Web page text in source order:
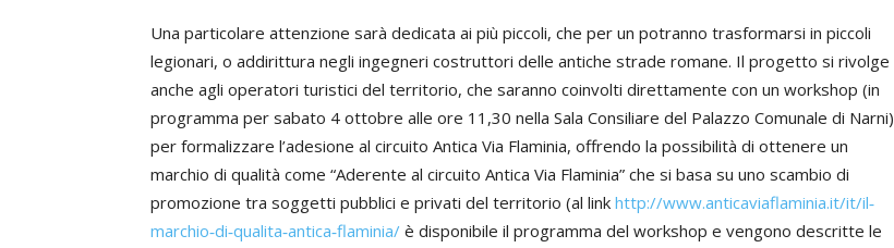
Una particolare attenzione sarà dedicata ai più piccoli, che per un potranno trasformarsi in piccoli
legionari, o addirittura negli ingegneri costruttori delle antiche strade romane. Il progetto si rivolge
anche agli operatori turistici del territorio, che saranno coinvolti direttamente con un workshop (in
programma per sabato 4 ottobre alle ore 11,30 nella Sala Consiliare del Palazzo Comunale di Narni)
per formalizzare l’adesione al circuito Antica Via Flaminia, offrendo la possibilità di ottenere un
marchio di qualità come “Aderente al circuito Antica Via Flaminia” che si basa su uno scambio di
promozione tra soggetti pubblici e privati del territorio (al link http://www.anticaviaflaminia.it/it/il‐
marchio‐di‐qualita‐antica‐flaminia/ è disponibile il programma del workshop e vengono descritte le